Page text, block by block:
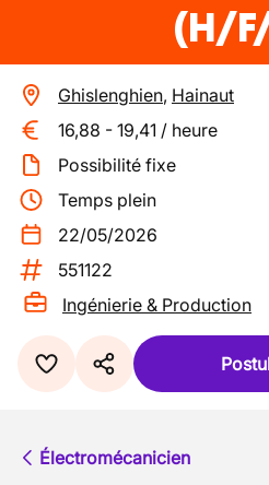
(H/
Ghislenghien, Hainaut
16,88 - 19,41 / heure
Possibilité fixe
Temps plein
22/05/2026
551122
Ingénierie & Production
Électromécanicien